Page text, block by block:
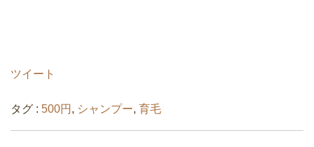
ツイート
タグ : 500円 , シャンプー, 育毛